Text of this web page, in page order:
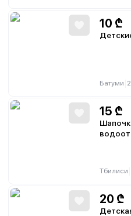
10 ₾
Батуми
15 ₾
Тбилиси
20 ₾